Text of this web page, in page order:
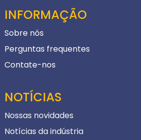
INFORMAÇÃO
Sobre nós
Perguntas frequentes
Contate-nos
NOTÍCIAS
Nossas novidades
Notícias da indústria